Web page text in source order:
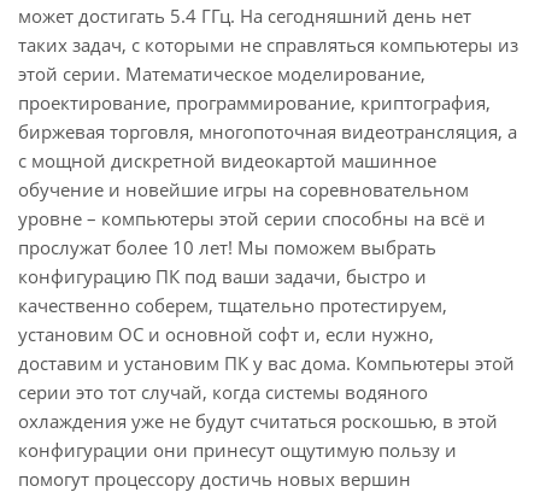
может достигать 5.4 ГГц. На сегодняшний день нет
таких задач, с которыми не справляться компьютеры из
этой серии. Математическое моделирование,
проектирование, программирование, криптография,
биржевая торговля, многопоточная видеотрансляция, а
с мощной дискретной видеокартой машинное
обучение и новейшие игры на соревновательном
уровне – компьютеры этой серии способны на всё и
прослужат более 10 лет! Мы поможем выбрать
конфигурацию ПК под ваши задачи, быстро и
качественно соберем, тщательно протестируем,
установим ОС и основной софт и, если нужно,
доставим и установим ПК у вас дома. Компьютеры этой
серии это тот случай, когда системы водяного
охлаждения уже не будут считаться роскошью, в этой
конфигурации они принесут ощутимую пользу и
помогут процессору достичь новых вершин